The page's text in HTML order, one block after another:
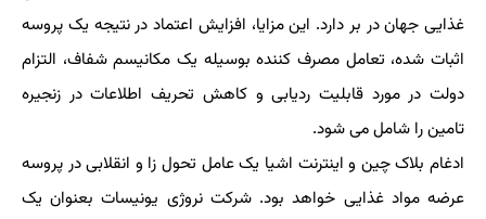
غذایی جهان در بر دارد. این مزایا، افزایش اعتماد در نتیجه یک پروسه
اثبات شده، تعامل مصرف کننده بوسیله یک مکانیسم شفاف، التزام
دولت در مورد قابلیت ردیابی و کاهش تحریف اطلاعات در زنجیره
تامین را شامل می شود.
ادغام بلاک چین و اینترنت اشیا یک عامل تحول زا و انقلابی در پروسه
عرضه مواد غذایی خواهد بود. شرکت نروژی یونیسات بعنوان یک